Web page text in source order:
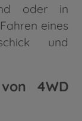
oder in
eines
und
4WD